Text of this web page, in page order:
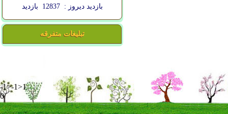
بازدید دیروز : 12837 بازدید
تبلیغات متفرقه
-1>-1>1
0